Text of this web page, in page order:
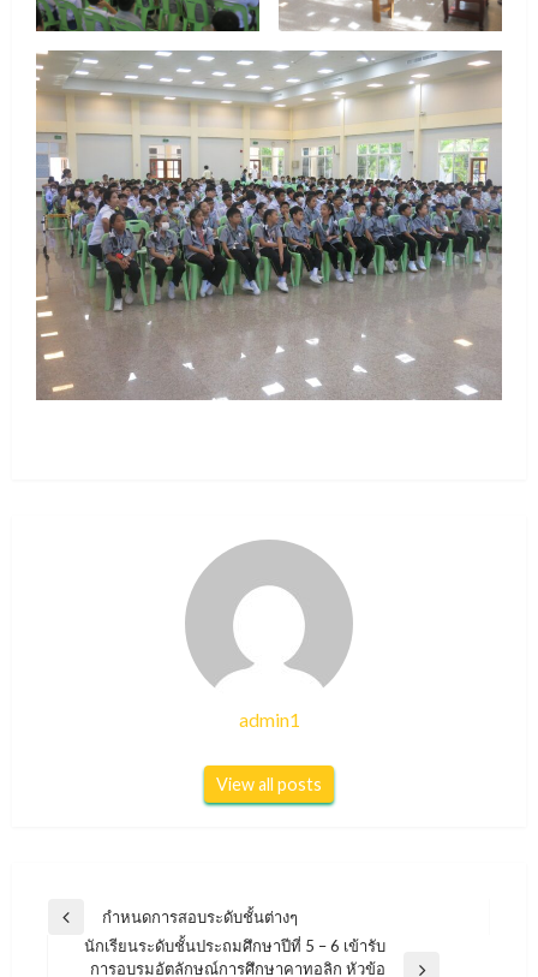
admin1
View all posts
แนะแนว
เรื่อง
Previousกำหนดการสอบระดับชั้นต่างๆ
นักเรียนระดับชั้นประถมศึกษาปีที่ 5 – 6 เข้ารับ
การอบรมอัตลักษณ์การศึกษาคาทอลิก หัวข้อ